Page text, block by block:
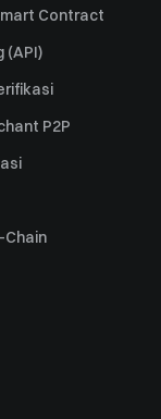
Contract
(API)
P2P
Chain